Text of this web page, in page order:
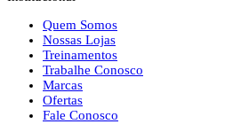
Quem Somos
Nossas Lojas
Treinamentos
Trabalhe Conosco
Marcas
Ofertas
Fale Conosco